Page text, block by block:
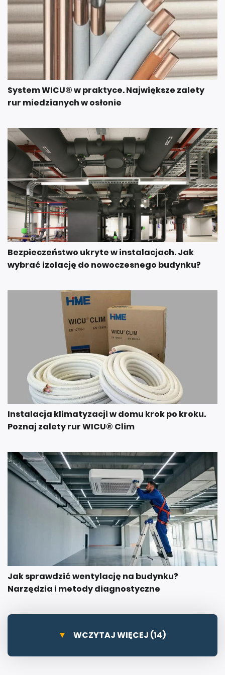
System WICU® w praktyce. Największe zalety
rur miedzianych w osłonie
Bezpieczeństwo ukryte w instalacjach. Jak
wybrać izolację do nowoczesnego budynku?
Instalacja klimatyzacji w domu krok po kroku.
Poznaj zalety rur WICU® Clim
Jak sprawdzić wentylację na budynku?
Narzędzia i metody diagnostyczne
WCZYTAJ WIĘCEJ (14)